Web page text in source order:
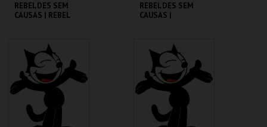
REBELDES SEM
CAUSAS | REBEL
CINEMATECA
MAIS INFO
COMPRAR
REBELDES SEM
CAUSAS |
CINEMATECA
MAIS INFO
COMPRAR